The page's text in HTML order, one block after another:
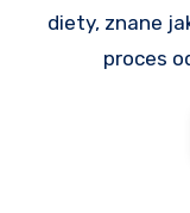
diety, znane
proces